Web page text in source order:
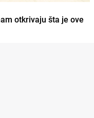
otkrivaju šta je ove